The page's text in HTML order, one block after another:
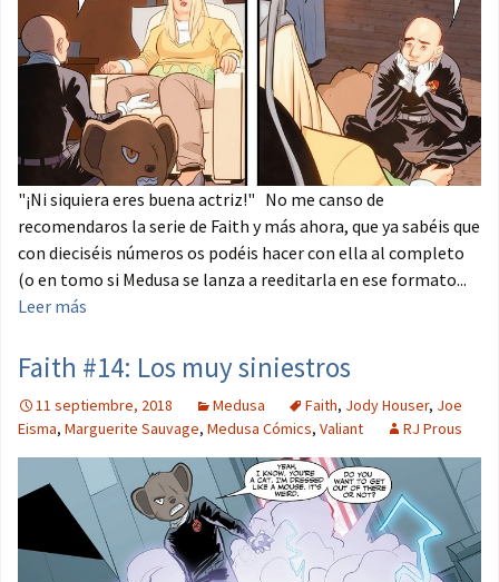
"¡Ni siquiera eres buena actriz!" No me canso de
recomendaros la serie de Faith y más ahora, que ya sabéis que
con dieciséis números os podéis hacer con ella al completo
(o en tomo si Medusa se lanza a reeditarla en ese formato...
Leer más
Faith #14: Los muy siniestros
11 septiembre, 2018 Medusa Faith, Jody Houser, Joe
Eisma, Marguerite Sauvage, Medusa Cómics, Valiant RJ Prous